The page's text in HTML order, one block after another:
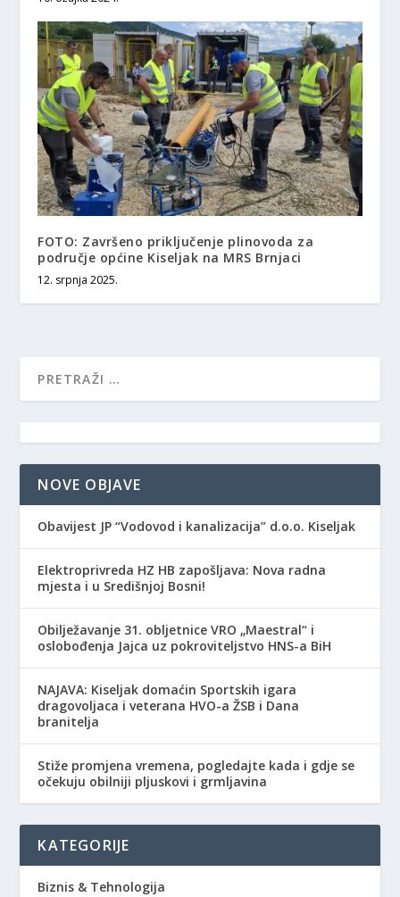
FOTO: Završeno priključenje plinovoda za
područje općine Kiseljak na MRS Brnjaci
12. srpnja 2025.
NOVE OBJAVE
Obavijest JP “Vodovod i kanalizacija” d.o.o. Kiseljak
Elektroprivreda HZ HB zapošljava: Nova radna
mjesta i u Središnjoj Bosni!
Obilježavanje 31. obljetnice VRO „Maestral“ i
oslobođenja Jajca uz pokroviteljstvo HNS-a BiH
NAJAVA: Kiseljak domaćin Sportskih igara
dragovoljaca i veterana HVO-a ŽSB i Dana
branitelja
Stiže promjena vremena, pogledajte kada i gdje se
očekuju obilniji pljuskovi i grmljavina
KATEGORIJE
Biznis & Tehnologija